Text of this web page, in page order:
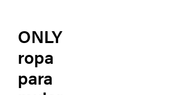
ONLY
ropa
para